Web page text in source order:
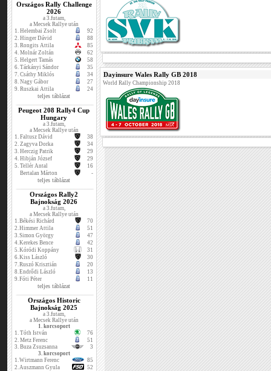
Országos Rally Challenge
2026
a 3.futam,
a Mecsek Rallye után
1. Helembai Zsolt
92
2. Hinger Dávid
88
3. Rongits Attila
85
4. Molnár Zoltán
62
5. Helgert Tamás
58
6. Tárkányi Sándor
35
7. Csáthy Miklós
34
8. Nagy Gábor
27
9. Ruszkai Attila 24
teljes táblázat
Peugeot 208 Rally4 Cup
Hungary
a 3.futam,
a Mecsek Rallye után
1. Faltusz Dávid
38
2. Zagyva Dorka
34
3. Herczig Patrik
29
4. Hibján József
29
5. Tellér Antal
16
Bertalan Márton
-
teljes táblázat
Országos Rally2
Bajnokság 2026
a 3.futam,
a Mecsek Rallye után
1.Békési Richárd
70
2.Himmer Attila
51
3.Simon György
47
4.Kerekes Bence
42
5.Kóródi Koppány
31
6.Kiss László
30
7.Ruszó Krisztián
20
8.Endrődi László
13
9.Fóti Péter 11
teljes táblázat
Országos Historic
Bajnokság 2025
a 3.futam,
a Mecsek Rallye után
1. korcsoport
1. Tóth István
76
2. Metz Ferenc
51
3. Buza Zsuzsanna
3
3. korcsoport
1.Wirtmann Ferenc
85
2.Auszmann Gyula
52
Dayinsure Wales Rally GB 2018
World Rally Championship 2018